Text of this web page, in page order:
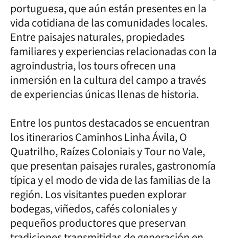
portuguesa, que aún están presentes en la
vida cotidiana de las comunidades locales.
Entre paisajes naturales, propiedades
familiares y experiencias relacionadas con la
agroindustria, los tours ofrecen una
inmersión en la cultura del campo a través
de experiencias únicas llenas de historia.
Entre los puntos destacados se encuentran
los itinerarios Caminhos Linha Ávila, O
Quatrilho, Raízes Coloniais y Tour no Vale,
que presentan paisajes rurales, gastronomía
típica y el modo de vida de las familias de la
región. Los visitantes pueden explorar
bodegas, viñedos, cafés coloniales y
pequeños productores que preservan